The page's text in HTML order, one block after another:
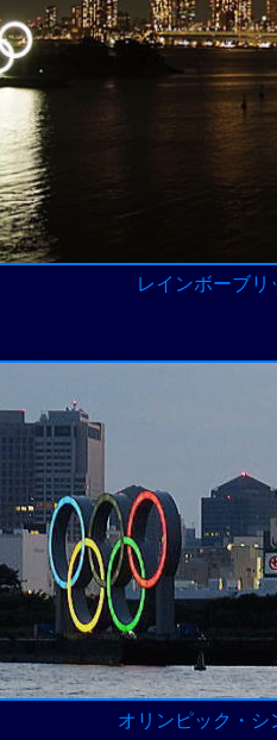
レインボーブ
オリンピック・